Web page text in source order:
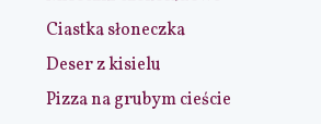
Ciastka słoneczka
Deser z kisielu
Pizza na grubym cieście